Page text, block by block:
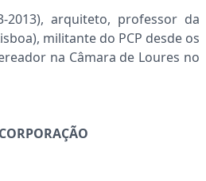
2013), arquiteto, professor da
militante do PCP desde os
na Câmara de Loures no